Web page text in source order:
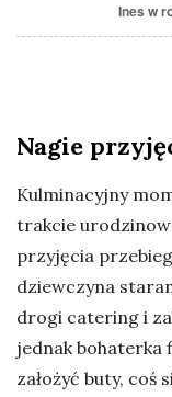
Ines w
Nagie
Kulminacyjny
trakcie
przyjęcia
dziewczyna
drogi catering i
jednak bohaterka
założyć buty, coś